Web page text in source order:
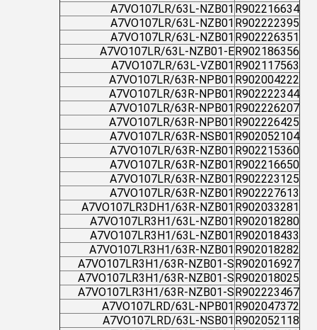
R902216634
A7VO107LR/63L-NZB01
R902222395
A7VO107LR/63L-NZB01
R902226351
A7VO107LR/63L-NZB01
R902186356
A7VO107LR/63L-NZB01-E
R902117563
A7VO107LR/63L-VZB01
R902004222
A7VO107LR/63R-NPB01
R902222344
A7VO107LR/63R-NPB01
R902226207
A7VO107LR/63R-NPB01
R902226425
A7VO107LR/63R-NPB01
R902052104
A7VO107LR/63R-NSB01
R902215360
A7VO107LR/63R-NZB01
R902216650
A7VO107LR/63R-NZB01
R902223125
A7VO107LR/63R-NZB01
R902227613
A7VO107LR/63R-NZB01
R902033281
A7VO107LR3DH1/63R-NZB01
R902018280
A7VO107LR3H1/63L-NZB01
R902018433
A7VO107LR3H1/63L-NZB01
R902018282
A7VO107LR3H1/63R-NZB01
R902016927
A7VO107LR3H1/63R-NZB01-S
R902018025
A7VO107LR3H1/63R-NZB01-S
R902223467
A7VO107LR3H1/63R-NZB01-S
R902047372
A7VO107LRD/63L-NPB01
R902052118
A7VO107LRD/63L-NSB01